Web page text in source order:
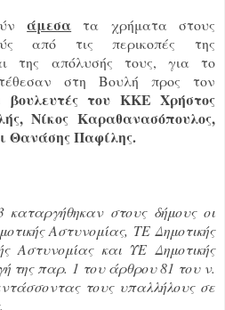
άμεσα τα χρήματα στους
από τις περικοπές της
της απόλυσής τους, για το
στη Βουλή προς τον
βουλευτές του ΚΚΕ Χρήστος
Νίκος Καραθανασόπουλος,
Θανάσης Παφίλης.
καταργήθηκαν στους δήμους οι
Αστυνομίας, ΤΕ Δημοτικής
Αστυνομίας και ΥΕ Δημοτικής
της παρ. 1 του άρθρου 81 του ν.
τους υπαλλήλους σε